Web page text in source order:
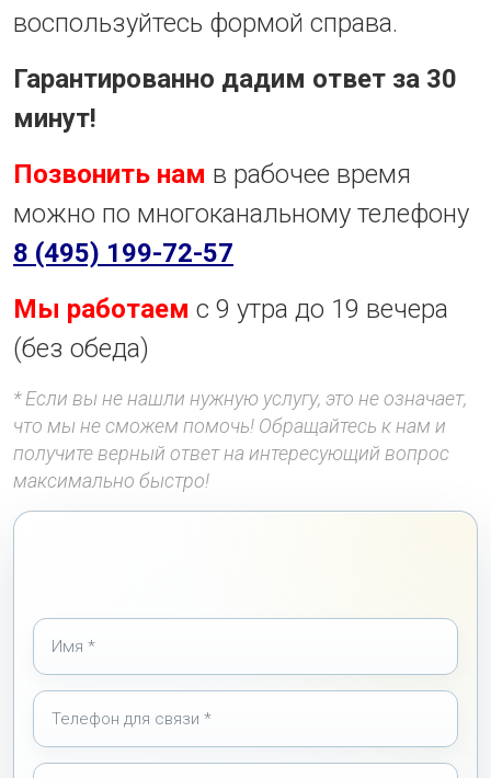
воспользуйтесь формой справа.
Гарантированно дадим ответ за 30
минут!
Позвонить нам в рабочее время
можно по многоканальному телефону
8 (495) 199-72-57
Мы работаем с 9 утра до 19 вечера
(без обеда)
* Если вы не нашли нужную услугу, это не означает,
что мы не сможем помочь! Обращайтесь к нам и
получите верный ответ на интересующий вопрос
максимально быстро!